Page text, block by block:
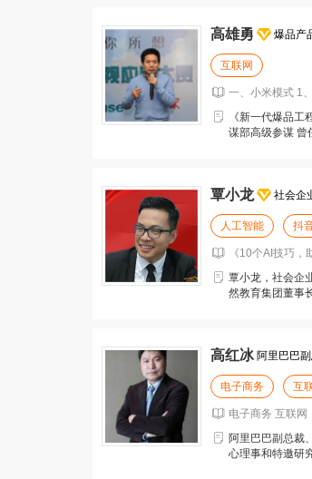
高雄勇 爆品产
互联网
一、小米模式 1
《新一代爆品
谋部高级参谋 曾
覃小龙 社会企
人工智能 抖
《10个AI技巧
覃小龙，社会企
然教育集团董事
高红冰 阿里巴巴
电子商务 互
电子商务 互联网
阿里巴巴副总裁
心理事和特邀研